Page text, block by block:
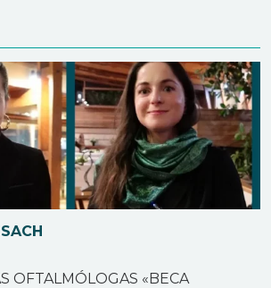
OFTALMÓLOGAS «BECA